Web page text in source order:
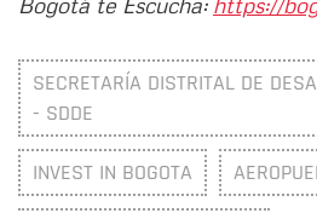
SECRETARÍA DISTRITAL DE
- SDDE
INVEST IN BOGOTA